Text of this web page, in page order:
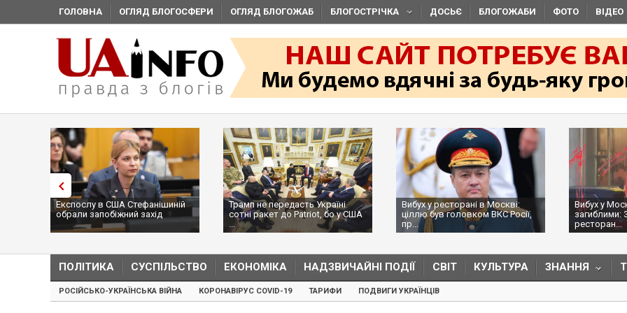
ГОЛОВНА ОГЛЯД БЛОГОСФЕРИ ОГЛЯД БЛОГОЖАБ БЛОГОСТРІЧКА ДОСЬЄ БЛОГОЖАБИ ФОТО ВІДЕО
Експослу в США Стефанішиній
обрали запобіжний захід
Трамп не передасть Україні
сотні ракет до Patriot, бо у США
...
Вибух у ресторані в Москві:
ціллю був головком ВКС Росії,
пр...
Вибух у
загиблими:
ресторан...
ПОЛІТИКА СУСПІЛЬСТВО ЕКОНОМІКА НАДЗВИЧАЙНІ ПОДІЇ СВІТ КУЛЬТУРА ЗНАННЯ
РОСІЙСЬКО-УКРАЇНСЬКА ВІЙНА КОРОНАВІРУС COVID-19 ТАРИФИ ПОДВИГИ УКРАЇНЦІВ